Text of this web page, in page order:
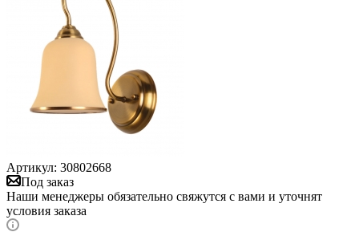
Артикул: 30802668
Под заказ
Наши менеджеры обязательно свяжутся с вами и уточнят
условия заказа